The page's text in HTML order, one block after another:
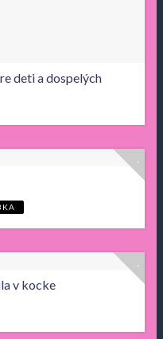
deti a dospelých
v kocke